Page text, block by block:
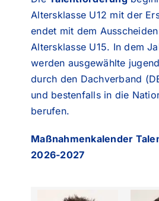
Altersklasse U12 mit der
endet mit dem
Altersklasse U15. In dem
werden ausgewählte
durch den Dachverband
und bestenfalls in die
berufen.
Maßnahmenkalender
2026-2027